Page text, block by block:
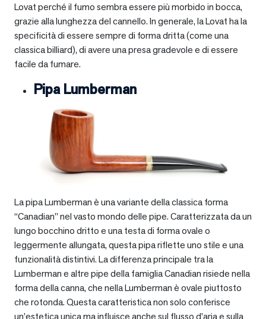
Lovat perché il fumo sembra essere più morbido in bocca,
grazie alla lunghezza del cannello. In generale, la Lovat ha la
specificità di essere sempre di forma dritta (come una
classica billiard), di avere una presa gradevole e di essere
facile da fumare.
Pipa Lumberman
La pipa Lumberman è una variante della classica forma
“Canadian” nel vasto mondo delle pipe. Caratterizzata da un
lungo bocchino dritto e una testa di forma ovale o
leggermente allungata, questa pipa riflette uno stile e una
funzionalità distintivi. La differenza principale tra la
Lumberman e altre pipe della famiglia Canadian risiede nella
forma della canna, che nella Lumberman è ovale piuttosto
che rotonda. Questa caratteristica non solo conferisce
un’estetica unica ma influisce anche sul flusso d’aria e sulla